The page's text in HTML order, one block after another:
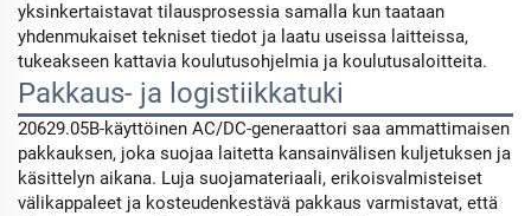
yksinkertaistavat tilausprosessia samalla kun taataan
yhdenmukaiset tekniset tiedot ja laatu useissa laitteissa,
tukeakseen kattavia koulutusohjelmia ja koulutusaloitteita.
Pakkaus- ja logistiikkatuki
20629.05B-käyttöinen AC/DC-generaattori saa ammattimaisen
pakkauksen, joka suojaa laitetta kansainvälisen kuljetuksen ja
käsittelyn aikana. Luja suojamateriaali, erikoisvalmisteiset
välikappaleet ja kosteudenkestävä pakkaus varmistavat, että